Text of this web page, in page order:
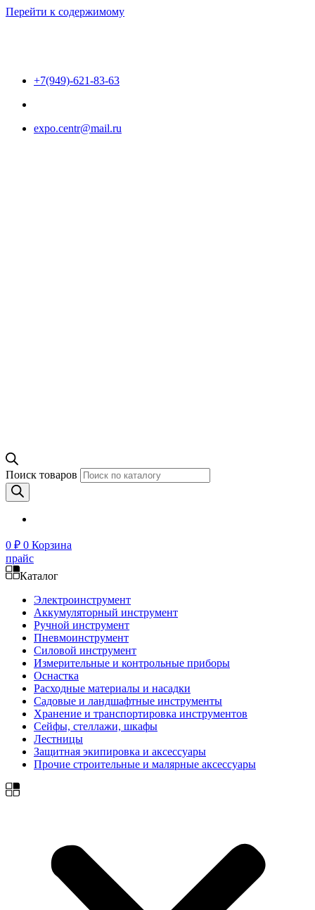
Перейти к содержимому
+7(949)-621-83-63
expo.centr@mail.ru
Поиск товаров
0 ₽ 0 Корзина
прайс
Каталог
Электроинструмент
Аккумуляторный инструмент
Ручной инструмент
Пневмоинструмент
Силовой инструмент
Измерительные и контрольные приборы
Оснастка
Расходные материалы и насадки
Садовые и ландшафтные инструменты
Хранение и транспортировка инструментов
Сейфы, стеллажи, шкафы
Лестницы
Защитная экипировка и аксессуары
Прочие строительные и малярные аксессуары